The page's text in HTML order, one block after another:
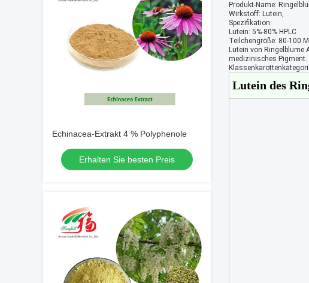
Echinacea-Extrakt 4 % Polyphenole
Erhalten Sie besten Preis
Produkt-Name:
Wirkstoff: Lutein,
Spezifikation:
Lutein: 5%-80% HPLC
Teilchengröße: 80-100
Lutein von
medizinisches Pigment.
Lutein des